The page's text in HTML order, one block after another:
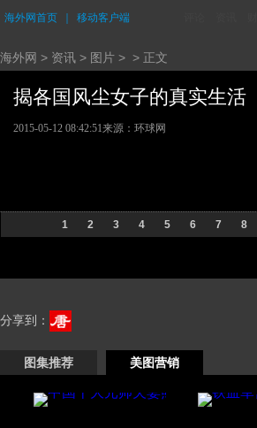
海外网首页 移动客户端
海外网 > 资讯 > 图片 > > 正文
揭各国风尘女子的真实生
2015-05-12 08:42:51来源： 环球网
1 2 3 4 5 6 7 8
分享到：
图集推荐 美图营销